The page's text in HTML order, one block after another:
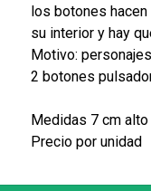
los botones
su interior y hay
Motivo:
2 botones
Medidas 7 cm
Precio por unidad